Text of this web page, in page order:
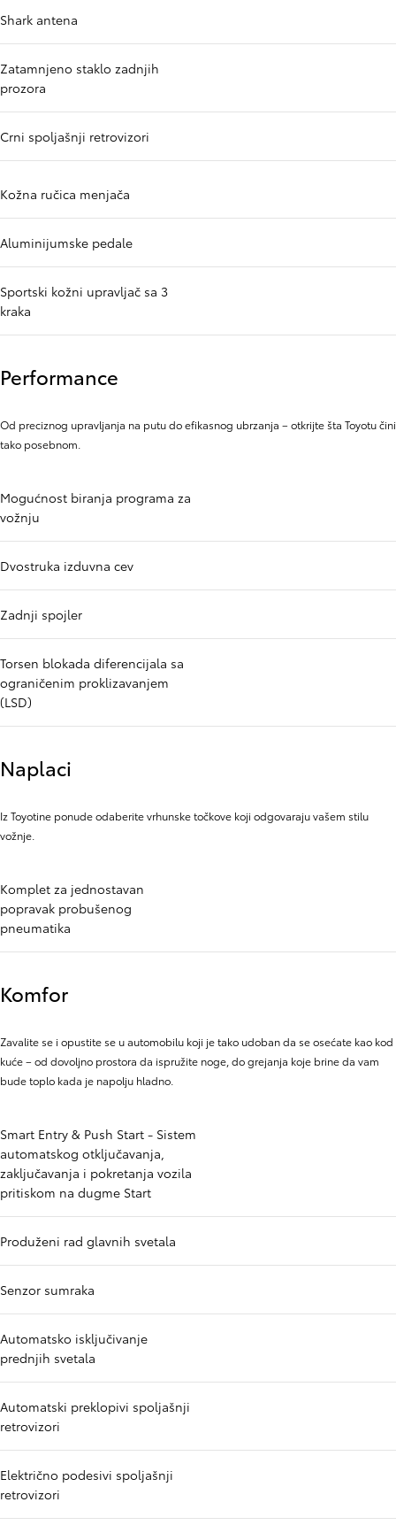
Shark antena
Zatamnjeno staklo zadnjih
prozora
Crni spoljašnji retrovizori
Kožna ručica menjača
Aluminijumske pedale
Sportski kožni upravljač sa 3
kraka
Performance
Od preciznog upravljanja na putu do efikasnog ubrzanja – otkrijte šta Toyotu čini
tako posebnom.
Mogućnost biranja programa za
vožnju
Dvostruka izduvna cev
Zadnji spojler
Torsen blokada diferencijala sa
ograničenim proklizavanjem
(LSD)
Naplaci
Iz Toyotine ponude odaberite vrhunske točkove koji odgovaraju vašem stilu
vožnje.
Komplet za jednostavan
popravak probušenog
pneumatika
Komfor
Zavalite se i opustite se u automobilu koji je tako udoban da se osećate kao kod
kuće – od dovoljno prostora da ispružite noge, do grejanja koje brine da vam
bude toplo kada je napolju hladno.
Smart Entry & Push Start - Sistem
automatskog otključavanja,
zaključavanja i pokretanja vozila
pritiskom na dugme Start
Produženi rad glavnih svetala
Senzor sumraka
Automatsko isključivanje
prednjih svetala
Automatski preklopivi spoljašnji
retrovizori
Električno podesivi spoljašnji
retrovizori